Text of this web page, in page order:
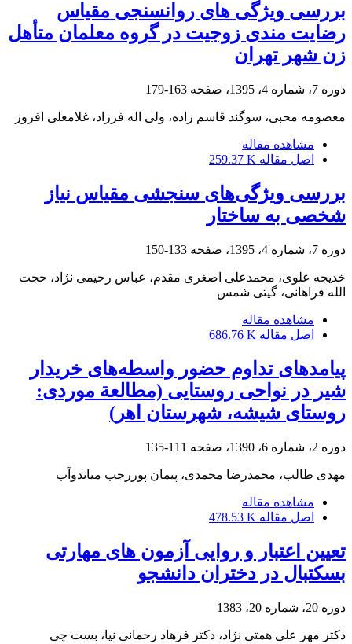
بررسی ویژگی های روانسنجی مقیاس
رضایت مندی زوجیت در گروه معلمان متأهل
زن شهر تهران
دوره 7، شماره 4، 1395، صفحه 163-179
معصومه محبی، سوگند قاسم زاده، ولی اله فرزاد، غلامعلی افروز
مشاهده مقاله
اصل مقاله 259.37 K
بررسی ویژگی‌های سنجشی مقیاس نیاز
شخصی به ساختار
دوره 7، شماره 4، 1395، صفحه 133-150
خدیجه علوی، محمدعلی اصغری مقدم، عباس رحیمی نژاد، حجت
الله فراهانی، گیتی شمس
مشاهده مقاله
اصل مقاله 686.76 K
پیامدهای تداوم حضور واسطه‌های خریدار
شیر در نواحی روستایی (مطالعة موردی:
روستای شیشه، شهرستان اهر)
دوره 2، شماره 6، 1390، صفحه 111-135
مهدی طالب، محمدرضا محمدی، پیمان پوررجب میاندوآب
مشاهده مقاله
اصل مقاله 478.53 K
تعیین اعتبار و روایی آزمون های مهارتی
بسکتبال در دختران دانشجو
دوره 20، شماره 20، 1383
دکتر مهر علی همتی نژاد، دکتر فرهاد رحمانی نیا، بست چی